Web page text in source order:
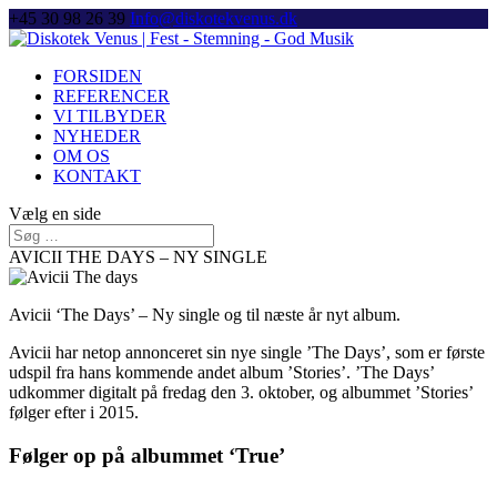
+45 30 98 26 39 Info@diskotekvenus.dk
FORSIDEN
REFERENCER
VI TILBYDER
NYHEDER
OM OS
KONTAKT
Vælg en side
AVICII THE DAYS – NY SINGLE
Avicii ‘The Days’ – Ny single og til næste år nyt album.
Avicii har netop annonceret sin nye single ’The Days’, som er første
udspil fra hans kommende andet album ’Stories’. ’The Days’
udkommer digitalt på fredag den 3. oktober, og albummet ’Stories’
følger efter i 2015.
Følger op på albummet ‘True’